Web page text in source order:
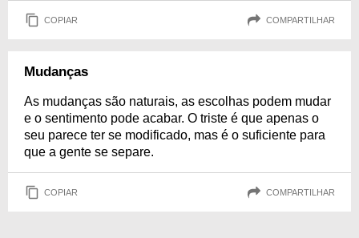
COPIAR COMPARTILHAR
Mudanças
As mudanças são naturais, as escolhas podem mudar
e o sentimento pode acabar. O triste é que apenas o
seu parece ter se modificado, mas é o suficiente para
que a gente se separe.
COPIAR COMPARTILHAR